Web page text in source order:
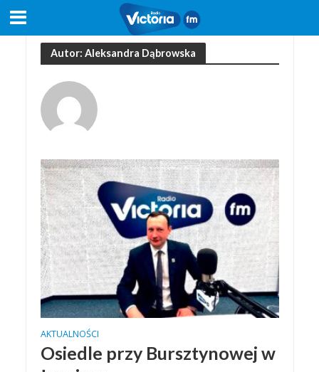
Autor: Aleksandra Dąbrowska
AKTUALNOŚCI
Osiedle przy Bursztynowej w